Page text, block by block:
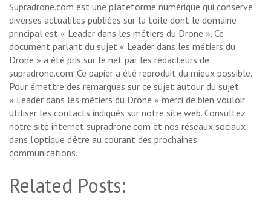
Supradrone.com est une plateforme numérique qui conserve
diverses actualités publiées sur la toile dont le domaine
principal est « Leader dans les métiers du Drone ». Ce
document parlant du sujet « Leader dans les métiers du
Drone » a été pris sur le net par les rédacteurs de
supradrone.com. Ce papier a été reproduit du mieux possible.
Pour émettre des remarques sur ce sujet autour du sujet
« Leader dans les métiers du Drone » merci de bien vouloir
utiliser les contacts indiqués sur notre site web. Consultez
notre site internet supradrone.com et nos réseaux sociaux
dans l’optique d’être au courant des prochaines
communications.
Related Posts: